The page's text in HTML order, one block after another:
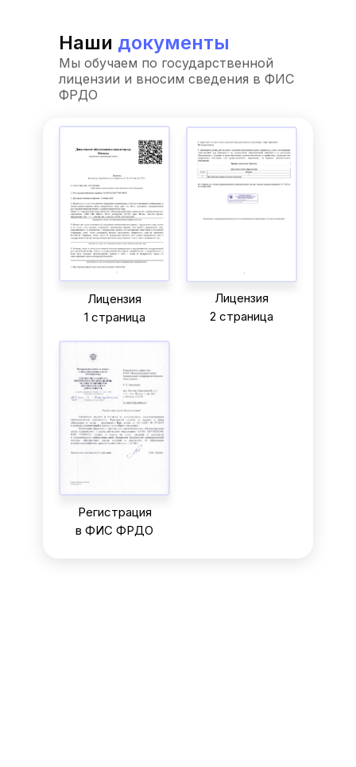
Наши документы
Мы обучаем по государственной
лицензии и вносим сведения в ФИС
ФРДО
Лицензия
1 страница
Лицензия
2 страница
Регистрация
в ФИС ФРДО